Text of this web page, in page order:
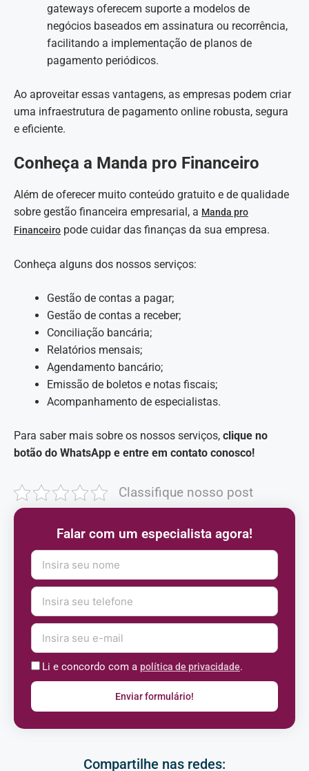
gateways oferecem suporte a modelos de
negócios baseados em assinatura ou recorrência,
facilitando a implementação de planos de
pagamento periódicos.
Ao aproveitar essas vantagens, as empresas podem criar
uma infraestrutura de pagamento online robusta, segura
e eficiente.
Conheça a Manda pro Financeiro
Além de oferecer muito conteúdo gratuito e de qualidade
sobre gestão financeira empresarial, a Manda pro
Financeiro pode cuidar das finanças da sua empresa.
Conheça alguns dos nossos serviços:
Gestão de contas a pagar;
Gestão de contas a receber;
Conciliação bancária;
Relatórios mensais;
Agendamento bancário;
Emissão de boletos e notas fiscais;
Acompanhamento de especialistas.
Para saber mais sobre os nossos serviços, clique no
botão do WhatsApp e entre em contato conosco!
Classifique nosso post
Falar com um especialista agora!
Li e concordo com a política de privacidade.
Enviar formulário!
Compartilhe nas redes: